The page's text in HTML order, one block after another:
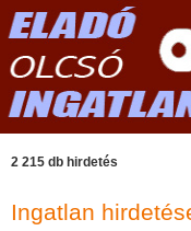
2 215 db hirdetés
Ingatlan